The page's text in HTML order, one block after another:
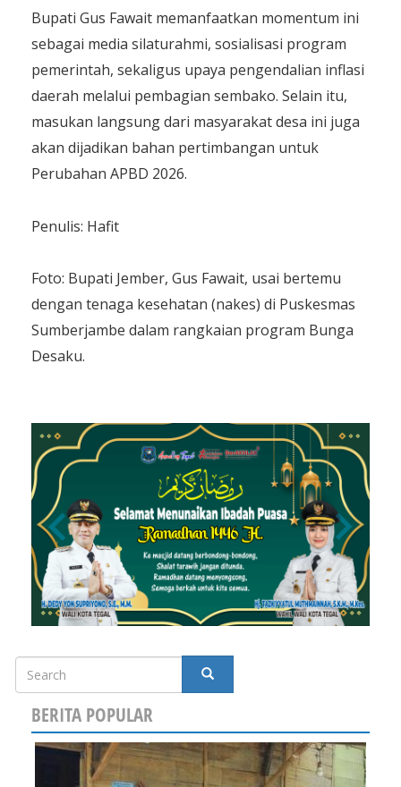
​Bupati Gus Fawait memanfaatkan momentum ini
sebagai media silaturahmi, sosialisasi program
pemerintah, sekaligus upaya pengendalian inflasi
daerah melalui pembagian sembako. Selain itu,
masukan langsung dari masyarakat desa ini juga
akan dijadikan bahan pertimbangan untuk
Perubahan APBD 2026.
​Penulis: Hafit
Foto: Bupati Jember, Gus Fawait, usai bertemu
dengan tenaga kesehatan (nakes) di Puskesmas
Sumberjambe dalam rangkaian program Bunga
Desaku.
Search
SEARCH
BERITA POPULAR